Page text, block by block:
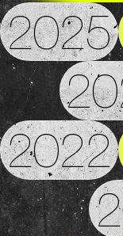
2025
2022